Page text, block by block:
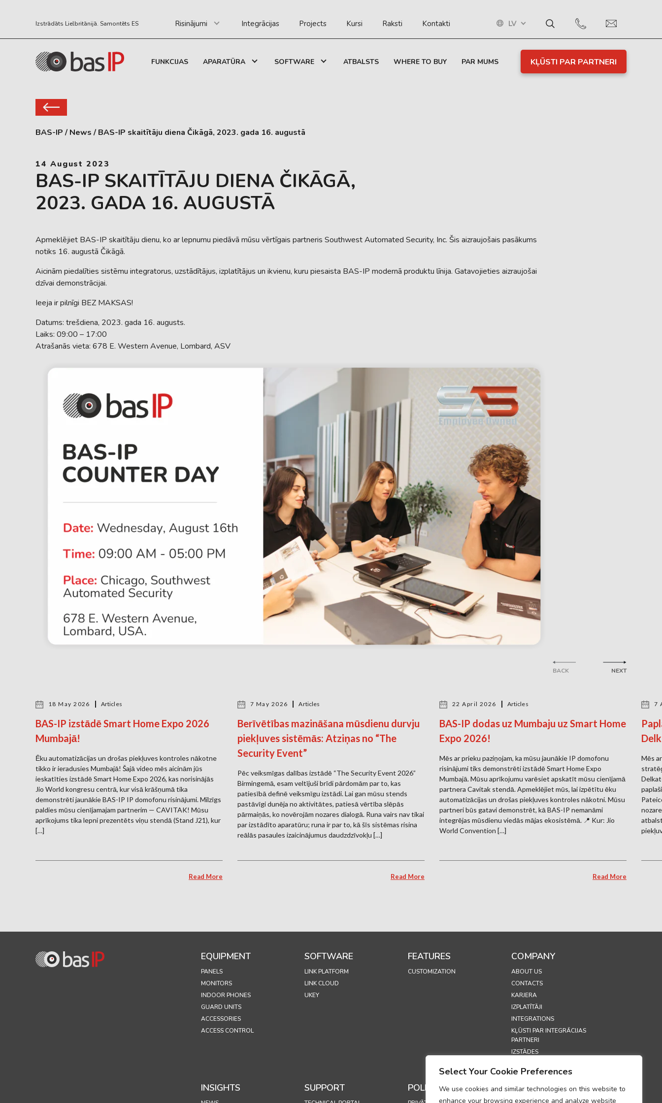
Select Your Cookie Preferences
We use cookies and similar technologies on this website to
enhance your browsing experience and analyze website
Izstrādāts Lielbritānijā. Samontēts ES Risinājumi Integrācijas Projects Kursi Raksti Kontakti LV
FUNKCIJAS APARATŪRA SOFTWARE ATBALSTS WHERE TO BUY PAR MUMS KĻŪSTI PAR PARTNERI
BAS-IP / News / BAS-IP skaitītāju diena Čikāgā, 2023. gada 16. augustā
14 August 2023
BAS-IP SKAITĪTĀJU DIENA ČIKĀGĀ,
2023. GADA 16. AUGUSTĀ
Apmeklējiet BAS-IP skaitītāju dienu, ko ar lepnumu piedāvā mūsu vērtīgais partneris Southwest Automated Security, Inc. Šis aizraujošais pasākums
notiks 16. augustā Čikāgā.
Aicinām piedalīties sistēmu integratorus, uzstādītājus, izplatītājus un ikvienu, kuru piesaista BAS-IP modernā produktu līnija. Gatavojieties aizraujošai
dzīvai demonstrācijai.
Ieeja ir pilnīgi BEZ MAKSAS!
Datums: trešdiena, 2023. gada 16. augusts.
Laiks: 09:00 – 17:00
Atrašanās vieta: 678 E. Western Avenue, Lombard, ASV
BACK
18 May 2026 Articles
BAS-IP izstādē Smart Home Expo 2026
Mumbajā!
Ēku automatizācijas un drošas piekļuves kontroles nākotne
tikko ir ieradusies Mumbajā! Šajā video mēs aicinām jūs
ieskatīties izstādē Smart Home Expo 2026, kas norisinājās
Jio World kongresu centrā, kur visā krāšņumā tika
demonstrēti jaunākie BAS-IP IP domofonu risinājumi. Milzīgs
paldies mūsu cienījamajam partnerim — CAVITAK! Mūsu
aprīkojums tika lepni prezentēts viņu stendā (Stand J21), kur
[…]
Read More
7 May 2026 Articles
Berīvētības mazināšana mūsdienu durvju
piekļuves sistēmās: Atziņas no “The
Security Event”
Pēc veiksmīgas dalības izstādē “The Security Event 2026”
Birmingemā, esam veltījuši brīdi pārdomām par to, kas
patiesībā definē veiksmīgu izstādi. Lai gan mūsu stends
pastāvīgi dunēja no aktivitātes, patiesā vērtība slēpās
pārmaiņās, ko novērojām nozares dialogā. Runa vairs nav tikai
par izstādīto aparatūru; runa ir par to, kā šīs sistēmas risina
reālās pasaules izaicinājumus daudzdzīvokļu […]
Read More
22 April 2026 Articles
BAS-IP dodas uz Mumbaju uz Smart Home
Expo 2026!
Mēs ar prieku paziņojam, ka mūsu jaunākie IP domofonu
risinājumi tiks demonstrēti izstādē Smart Home Expo
Mumbajā. Mūsu aprīkojumu varēsiet apskatīt mūsu cienījamā
partnera Cavitak stendā. Apmeklējiet mūs, lai izpētītu ēku
automatizācijas un drošas piekļuves kontroles nākotni. Mūsu
partneri būs gatavi demonstrēt, kā BAS-IP nemanāmi
integrējas mūsdienu viedās mājas ekosistēmā. 📍 Kur: Jio
World Convention […]
Read More
7
Mēs
NEXT
EQUIPMENT
PANELS
MONITORS
INDOOR PHONES
GUARD UNITS
ACCESSORIES
ACCESS CONTROL
SOFTWARE
LINK PLATFORM
LINK CLOUD
UKEY
FEATURES
CUSTOMIZATION
COMPANY
ABOUT US
CONTACTS
KARJERA
IZPLATĪTĀJI
INTEGRATIONS
KĻŪSTI PAR INTEGRĀCIJAS
PARTNERI
IZSTĀDES
INSIGHTS SUPPORT POLICIES